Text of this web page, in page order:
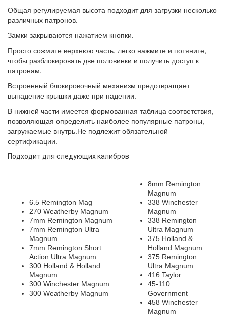
Общая регулируемая высота подходит для загрузки несколько
различных патронов.
Замки закрываются нажатием кнопки.
Просто сожмите верхнюю часть, легко нажмите и потяните,
чтобы разблокировать две половинки и получить доступ к
патронам.
Встроенный блокировочный механизм предотвращает
выпадение крышки даже при падении.
В нижней части имеется формованная таблица соответствия,
позволяющая определить наиболее популярные патроны,
загружаемые внутрь.Не подлежит обязательной
сертификации.
Подходит для следующих калибров
6.5 Remington Mag
270 Weatherby Magnum
7mm Remington Magnum
7mm Remington Ultra
Magnum
7mm Remington Short
Action Ultra Magnum
300 Holland & Holland
Magnum
300 Winchester Magnum
300 Weatherby Magnum
8mm Remington
Magnum
338 Winchester
Magnum
338 Remington
Ultra Magnum
375 Holland &
Holland Magnum
375 Remington
Ultra Magnum
416 Taylor
45-110
Government
458 Winchester
Magnum